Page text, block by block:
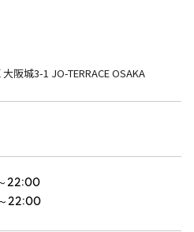
城3-1 JO-TERRACE OSAKA
22:00
22:00